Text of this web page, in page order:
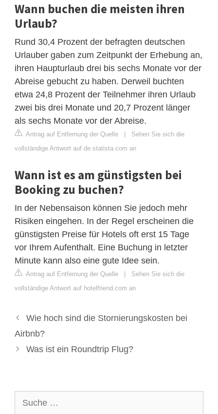
Wann buchen die meisten ihren
Urlaub?
Rund 30,4 Prozent der befragten deutschen
Urlauber gaben zum Zeitpunkt der Erhebung an,
ihren Haupturlaub drei bis sechs Monate vor der
Abreise gebucht zu haben. Derweil buchten
etwa 24,8 Prozent der Teilnehmer ihren Urlaub
zwei bis drei Monate und 20,7 Prozent länger
als sechs Monate vor der Abreise.
Antrag auf Entfernung der Quelle | Sehen Sie sich die
vollständige Antwort auf de.statista.com an
Wann ist es am günstigsten bei
Booking zu buchen?
In der Nebensaison können Sie jedoch mehr
Risiken eingehen. In der Regel erscheinen die
günstigsten Preise für Hotels oft erst 15 Tage
vor Ihrem Aufenthalt. Eine Buchung in letzter
Minute kann also eine gute Idee sein.
Antrag auf Entfernung der Quelle | Sehen Sie sich die
vollständige Antwort auf hotelfriend.com an
Wie hoch sind die Stornierungskosten bei
Airbnb?
Was ist ein Roundtrip Flug?
nach: